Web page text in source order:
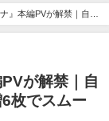
』本編PVが解禁｜自動
が解禁｜自
枚でスムー